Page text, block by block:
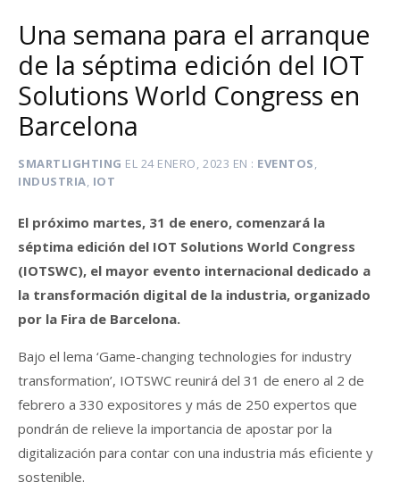
Una semana para el arranque
de la séptima edición del IOT
Solutions World Congress en
Barcelona
SMARTLIGHTING EL 24 ENERO, 2023 EN EVENTOS,
INDUSTRIA, IOT
El próximo martes, 31 de enero, comenzará la
séptima edición del IOT Solutions World Congress
(IOTSWC), el mayor evento internacional dedicado a
la transformación digital de la industria, organizado
por la Fira de Barcelona.
Bajo el lema ‘Game-changing technologies for industry
transformation’, IOTSWC reunirá del 31 de enero al 2 de
febrero a 330 expositores y más de 250 expertos que
pondrán de relieve la importancia de apostar por la
digitalización para contar con una industria más eficiente y
sostenible.